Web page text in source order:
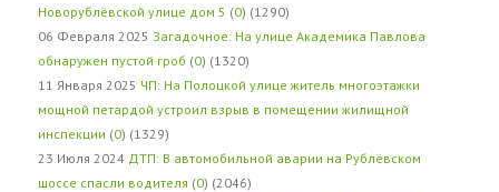
Новорублёвской улице дом 5 (0) (1290)
06 Февраля 2025 Загадочное: На улице Академика Павлова
обнаружен пустой гроб (0) (1320)
11 Января 2025 ЧП: На Полоцкой улице житель многоэтажки
мощной петардой устроил взрыв в помещении жилищной
инспекции (0) (1329)
23 Июля 2024 ДТП: В автомобильной аварии на Рублёвском
шоссе спасли водителя (0) (2046)